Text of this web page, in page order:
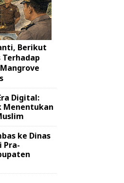
Berikut
Terhadap
Digital:
Menentukan
ke Dinas
Pra-